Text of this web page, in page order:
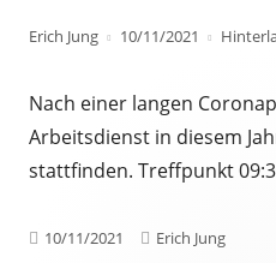
Autor
Erich Jung
Veröffentlicht
10/11/2021
Nach einer langen
Arbeitsdienst in diesem
stattfinden. Treffpunkt
Veröffentlicht
10/11/2021 Autor
Erich Jung